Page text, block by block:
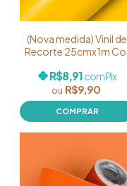
(Nova medida) Vinil de
Recorte 25cmx1m Cor
R$9,90
R$8,91comPix